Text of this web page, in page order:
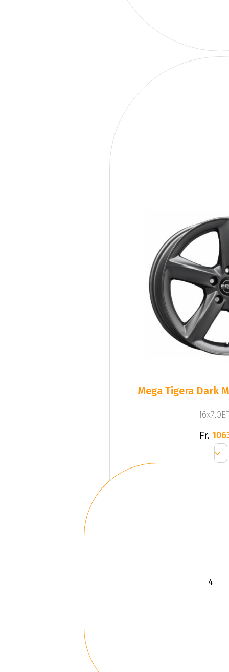
Mega Tigera Dark
Fr.